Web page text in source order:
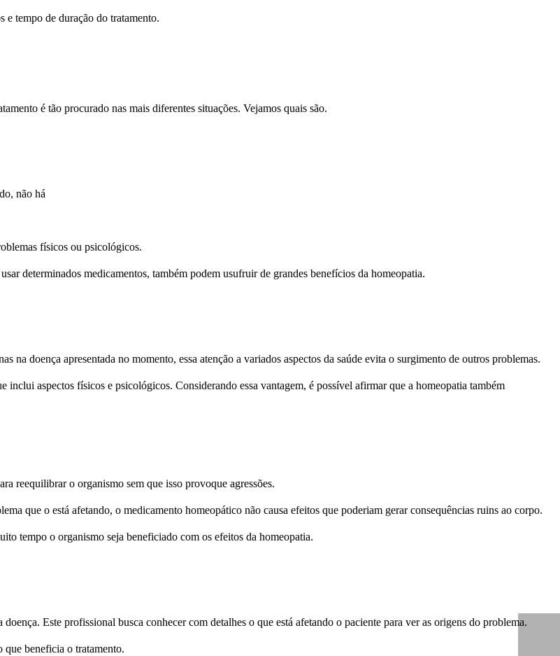
e tempo de duração do tratamento.
é tão procurado nas mais diferentes situações. Vejamos quais são.
não há
físicos ou psicológicos.
determinados medicamentos, também podem usufruir de grandes benefícios da homeopatia.
na doença apresentada no momento, essa atenção a variados aspectos da saúde evita o surgimento de outros problemas.
aspectos físicos e psicológicos. Considerando essa vantagem, é possível afirmar que a homeopatia também
reequilibrar o organismo sem que isso provoque agressões.
que o está afetando, o medicamento homeopático não causa efeitos que poderiam gerar consequências ruins ao corpo.
tempo o organismo seja beneficiado com os efeitos da homeopatia.
Este profissional busca conhecer com detalhes o que está afetando o paciente para ver as origens do problema.
que beneficia o tratamento.